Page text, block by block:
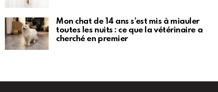
Mon chat de 14 ans s’est mis à miauler
toutes les nuits : ce que la vétérinaire a
cherché en premier